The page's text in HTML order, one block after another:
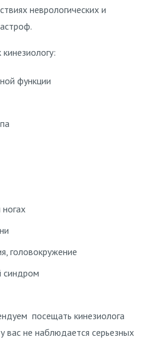
неврологических и
функции
головокружение
синдром
посещать кинезиолога
вас не наблюдается серьезных